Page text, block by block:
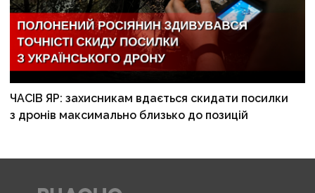
ЧАСІВ ЯР: захисникам вдається скидати посилки
з дронів максимально близько до позицій